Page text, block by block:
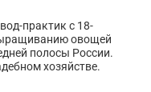
практик с 18-
овощей
полосы России.
хозяйстве.